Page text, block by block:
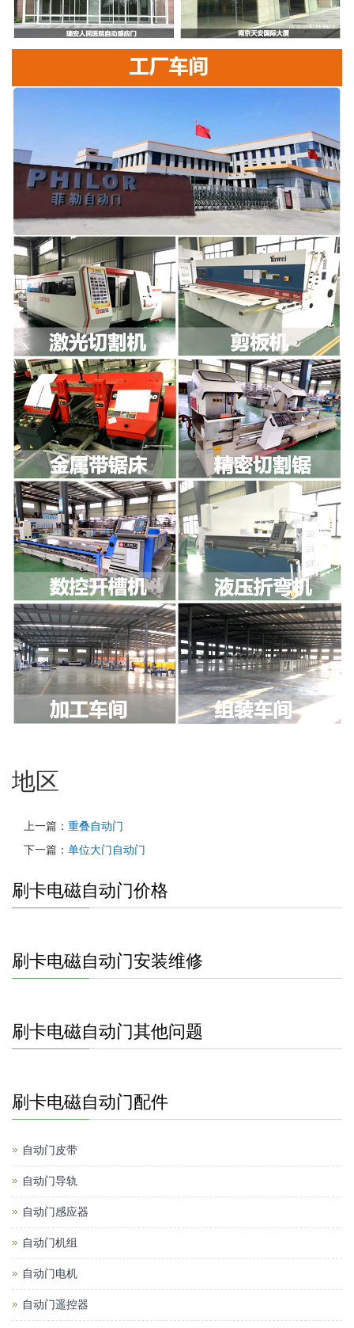
地区
上一篇： 重叠自动门
下一篇： 单位大门自动门
刷卡电磁自动门价格
刷卡电磁自动门安装维修
刷卡电磁自动门其他问题
刷卡电磁自动门配件
自动门皮带
自动门导轨
自动门感应器
自动门机组
自动门电机
自动门遥控器